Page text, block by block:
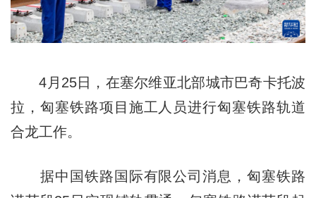
4月25日，在塞尔维亚北部城市巴奇卡托波
拉，匈塞铁路项目施工人员进行匈塞铁路轨道
合龙工作。
据中国铁路国际有限公司消息，匈塞铁路